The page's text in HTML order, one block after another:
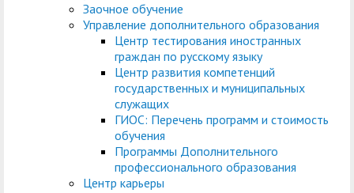
Заочное обучение
Управление дополнительного образования
Центр тестирования иностранных
граждан по русскому языку
Центр развития компетенций
государственных и муниципальных
служащих
ГИОС: Перечень программ и стоимость
обучения
Программы Дополнительного
профессионального образования
Центр карьеры